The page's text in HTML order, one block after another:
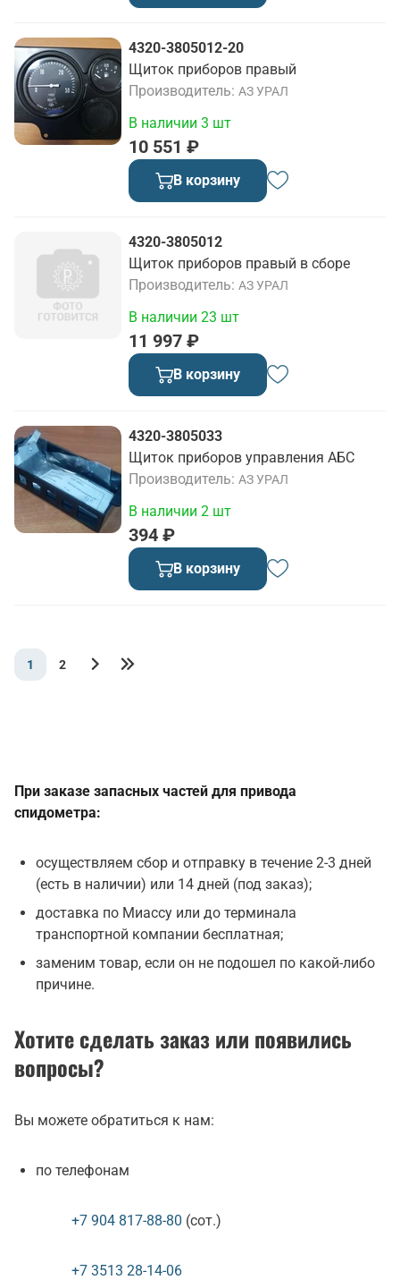
4320-3805012-20
Щиток приборов правый
Производитель АЗ УРАЛ
10 551 ₽
В наличии 3 шт
В корзину
4320-3805012
Щиток приборов правый в сборе
Производитель АЗ УРАЛ
11 997 ₽
В наличии 23 шт
В корзину
4320-3805033
Щиток приборов управления АБС
Производитель АЗ УРАЛ
394 ₽
В наличии 2 шт
В корзину
1 2
При заказе запасных частей для привода
спидометра:
осуществляем сбор и отправку в течение 2-3 дней
(есть в наличии) или 14 дней (под заказ);
доставка по Миассу или до терминала
транспортной компании бесплатная;
заменим товар, если он не подошел по какой-либо
причине.
Хотите сделать заказ или появились
вопросы?
Вы можете обратиться к нам:
по телефонам
+7 904 817-88-80 (сот.)
+7 3513 28-14-06